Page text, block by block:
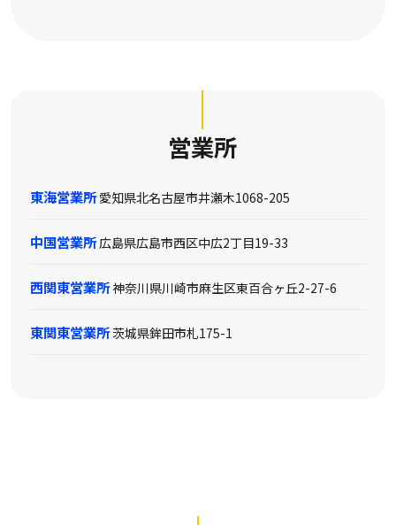
営業所
東海営業所 愛知県北名古屋市井瀬木1068-205
中国営業所広島県広島市西区中広2丁目19-33
西関東営業所神奈川県川崎市麻生区東百合ヶ丘2-27-6
東関東営業所茨城県鉾田市札175-1